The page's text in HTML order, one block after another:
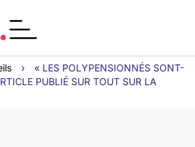
›
« LES POLYPENSIONNÉS SONT-
PUBLIÉ SUR TOUT SUR LA